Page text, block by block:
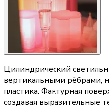
Цилиндрический
вертикальными рёбрами,
пластика. Фактурная
создавая выразительные